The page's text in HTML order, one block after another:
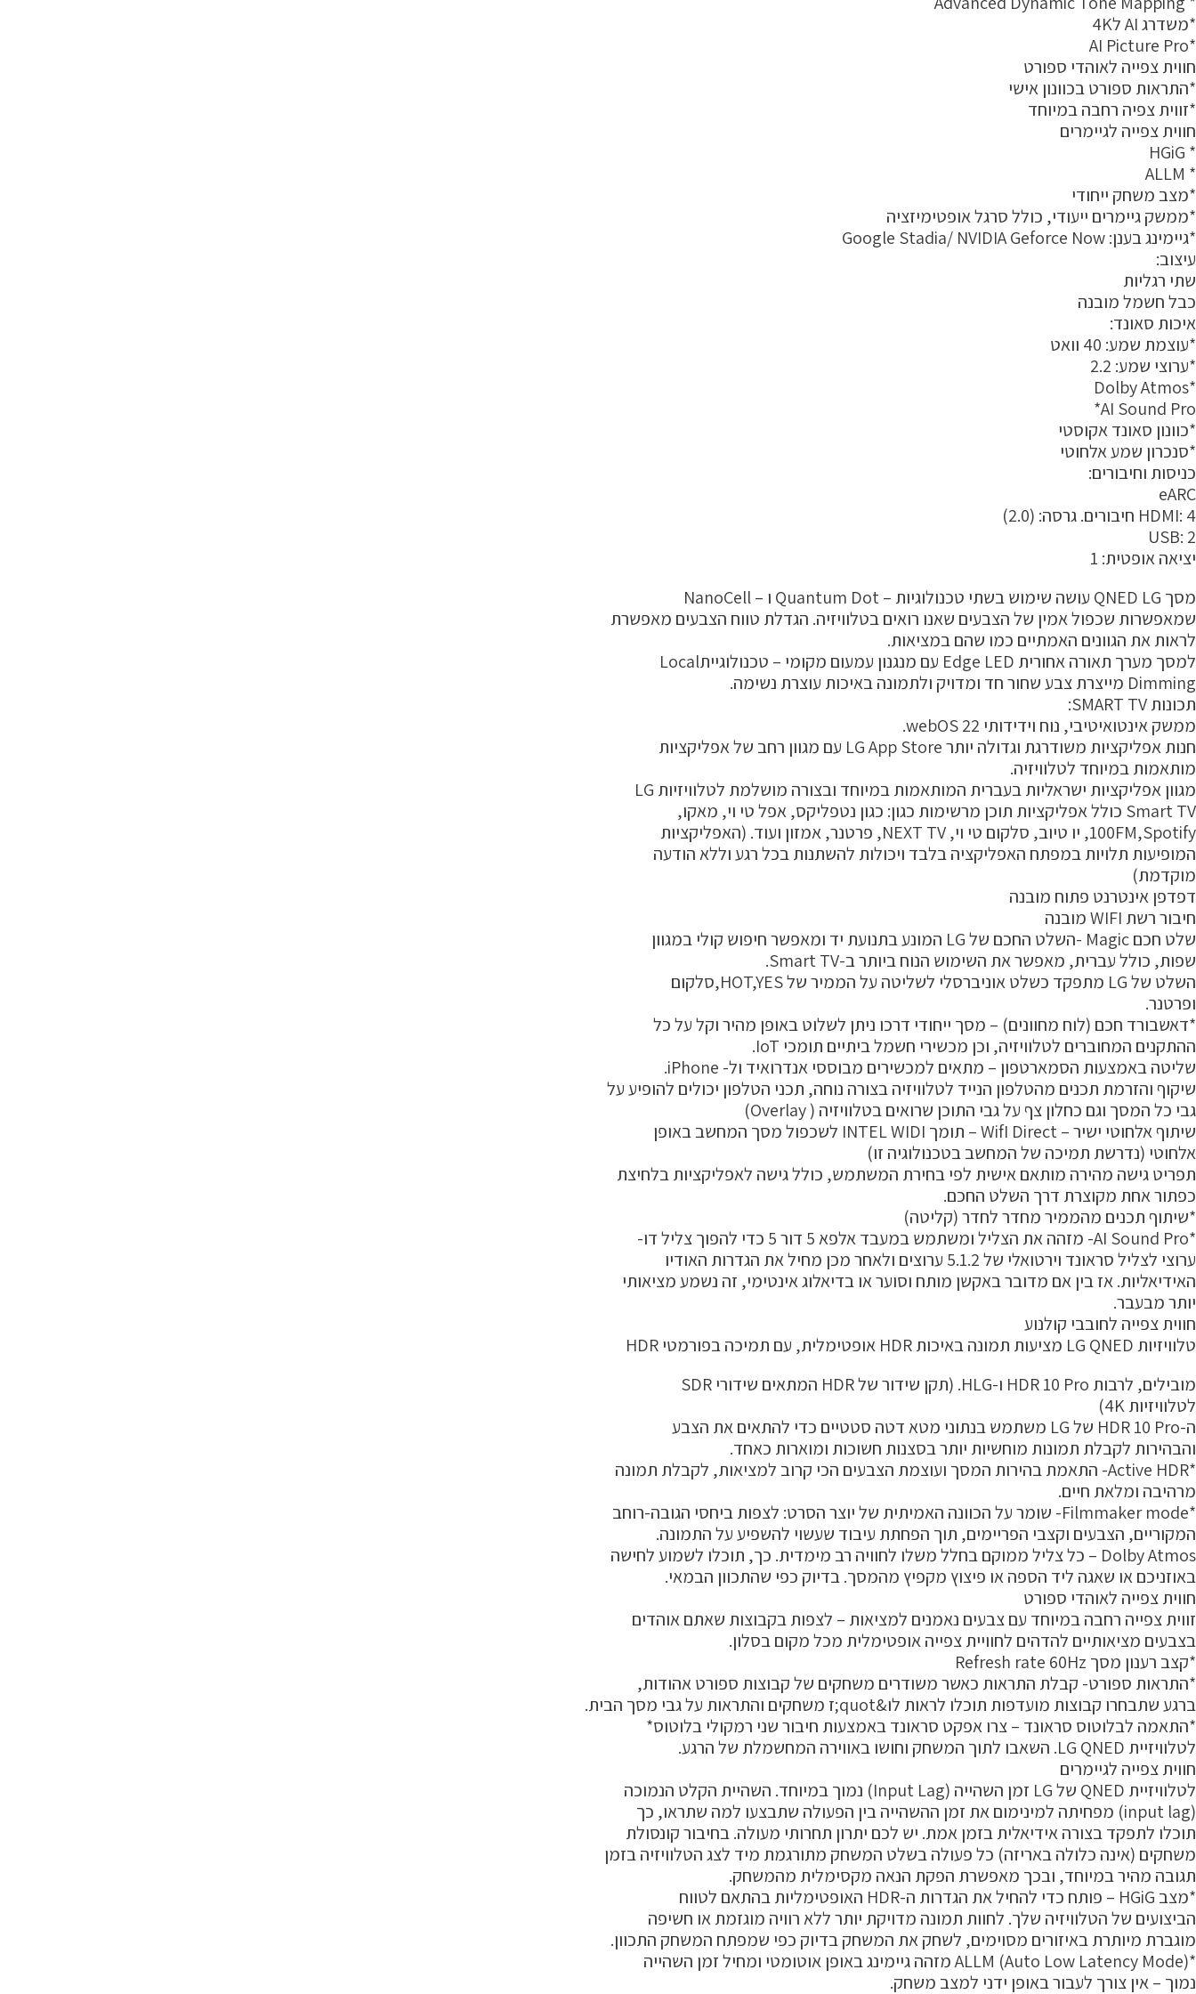
*משדרג AI ל4K
*AI Picture Pro
חווית צפייה לאוהדי ספורט
*התראות ספורט בכוונון אישי
*זווית צפיה רחבה במיוחד
חווית צפייה לגיימרים
* HGiG
* ALLM
*מצב משחק ייחודי
*ממשק גיימרים ייעודי, כולל סרגל אופטימיזציה
*גיימינג בענן: Google Stadia/ NVIDIA Geforce Now
עיצוב:
שתי רגליות
כבל חשמל מובנה
איכות סאונד:
*עוצמת שמע: 40 וואט
*ערוצי שמע: 2.2
*Dolby Atmos
AI Sound Pro*
*כוונון סאונד אקוסטי
*סנכרון שמע אלחוטי
כניסות וחיבורים:
eARC
HDMI: 4 חיבורים. גרסה: (2.0)
USB: 2
יציאה אופטית: 1
מסך QNED LG עושה שימוש בשתי טכנולוגיות – Quantum Dot ו – NanoCell
שמאפשרות שכפול אמין של הצבעים שאנו רואים בטלוויזיה. הגדלת טווח הצבעים מאפשרת
לראות את הגוונים האמתיים כמו שהם במציאות.
למסך מערך תאורה אחורית Edge LED עם מנגנון עמעום מקומי – טכנולוגייתLocal
Dimming מייצרת צבע שחור חד ומדויק ולתמונה באיכות עוצרת נשימה.
תכונות SMART TV:
ממשק אינטואיטיבי, נוח וידידותי 22 webOS.
חנות אפליקציות משודרגת וגדולה יותר LG App Store עם מגוון רחב של אפליקציות
מותאמות במיוחד לטלוויזיה.
מגוון אפליקציות ישראליות בעברית המותאמות במיוחד ובצורה מושלמת לטלוויזיות LG
Smart TV כולל אפליקציות תוכן מרשימות כגון: כגון נטפליקס, אפל טי וי, מאקו,
100FM,Spotify, יו טיוב, סלקום טי וי, NEXT TV, פרטנר, אמזון ועוד. (האפליקציות
המופיעות תלויות במפתח האפליקציה בלבד ויכולות להשתנות בכל רגע וללא הודעה
מוקדמת)
דפדפן אינטרנט פתוח מובנה
חיבור רשת WIFI מובנה
שלט חכם Magic -השלט החכם של LG המונע בתנועת יד ומאפשר חיפוש קולי במגוון
שפות, כולל עברית, מאפשר את השימוש הנוח ביותר ב-Smart TV.
השלט של LG מתפקד כשלט אוניברסלי לשליטה על הממיר של HOT,YES,סלקום
ופרטנר.
*דאשבורד חכם (לוח מחוונים) – מסך ייחודי דרכו ניתן לשלוט באופן מהיר וקל על כל
ההתקנים המחוברים לטלוויזיה, וכן מכשירי חשמל ביתיים תומכי IoT.
שליטה באמצעות הסמארטפון – מתאים למכשירים מבוססי אנדרואיד ול- iPhone.
שיקוף והזרמת תכנים מהטלפון הנייד לטלוויזיה בצורה נוחה, תכני הטלפון יכולים להופיע על
גבי כל המסך וגם כחלון צף על גבי התוכן שרואים בטלוויזיה ( Overlay)
שיתוף אלחוטי ישיר – WifI Direct – תומך INTEL WIDI לשכפול מסך המחשב באופן
אלחוטי (נדרשת תמיכה של המחשב בטכנולוגיה זו)
תפריט גישה מהירה מותאם אישית לפי בחירת המשתמש, כולל גישה לאפליקציות בלחיצת
כפתור אחת מקוצרת דרך השלט החכם.
*שיתוף תכנים מהממיר מחדר לחדר (קליטה)
*AI Sound Pro- מזהה את הצליל ומשתמש במעבד אלפא 5 דור 5 כדי להפוך צליל דו-
ערוצי לצליל סראונד וירטואלי של 5.1.2 ערוצים ולאחר מכן מחיל את הגדרות האודיו
האידיאליות. אז בין אם מדובר באקשן מותח וסוער או בדיאלוג אינטימי, זה נשמע מציאותי
יותר מבעבר.
חווית צפייה לחובבי קולנוע
טלוויזיות LG QNED מציעות תמונה באיכות HDR אופטימלית, עם תמיכה בפורמטי HDR
מובילים, לרבות HDR 10 Pro ו-HLG. (תקן שידור של HDR המתאים שידורי SDR
לטלוויזיות 4K)
ה-HDR 10 Pro של LG משתמש בנתוני מטא דטה סטטיים כדי להתאים את הצבע
והבהירות לקבלת תמונות מוחשיות יותר בסצנות חשוכות ומוארות כאחד.
*Active HDR- התאמת בהירות המסך ועוצמת הצבעים הכי קרוב למציאות, לקבלת תמונה
מרהיבה ומלאת חיים.
*Filmmaker mode- שומר על הכוונה האמיתית של יוצר הסרט: לצפות ביחסי הגובה-רוחב
המקוריים, הצבעים וקצבי הפריימים, תוך הפחתת עיבוד שעשוי להשפיע על התמונה.
Dolby Atmos – כל צליל ממוקם בחלל משלו לחוויה רב מימדית. כך, תוכלו לשמוע לחישה
באוזניכם או שאגה ליד הספה או פיצוץ מקפיץ מהמסך. בדיוק כפי שהתכוון הבמאי.
חווית צפייה לאוהדי ספורט
זווית צפייה רחבה במיוחד עם צבעים נאמנים למציאות – לצפות בקבוצות שאתם אוהדים
בצבעים מציאותיים להדהים לחוויית צפייה אופטימלית מכל מקום בסלון.
*קצב רענון מסך Refresh rate 60Hz
*התראות ספורט- קבלת התראות כאשר משודרים משחקים של קבוצות ספורט אהודות,
ברגע שתבחרו קבוצות מועדפות תוכלו לראות לו&quot;ז משחקים והתראות על גבי מסך הבית.
*התאמה לבלוטוס סראונד – צרו אפקט סראונד באמצעות חיבור שני רמקולי בלוטוס*
לטלוויזיית LG QNED. השאבו לתוך המשחק וחושו באווירה המחשמלת של הרגע.
חווית צפייה לגיימרים
לטלוויזיית QNED של LG זמן השהייה (Input Lag) נמוך במיוחד. השהיית הקלט הנמוכה
(input lag) מפחיתה למינימום את זמן ההשהייה בין הפעולה שתבצעו למה שתראו, כך
תוכלו לתפקד בצורה אידיאלית בזמן אמת. יש לכם יתרון תחרותי מעולה. בחיבור קונסולת
משחקים (אינה כלולה באריזה) כל פעולה בשלט המשחק מתורגמת מיד לצג הטלוויזיה בזמן
תגובה מהיר במיוחד, ובכך מאפשרת הפקת הנאה מקסימלית מהמשחק.
*מצב HGiG – פותח כדי להחיל את הגדרות ה-HDR האופטימליות בהתאם לטווח
הביצועים של הטלוויזיה שלך. לחוות תמונה מדויקת יותר ללא רוויה מוגזמת או חשיפה
מוגברת מיותרת באיזורים מסוימים, לשחק את המשחק בדיוק כפי שמפתח המשחק התכוון.
*ALLM (Auto Low Latency Mode) מזהה גיימינג באופן אוטומטי ומחיל זמן השהייה
נמוך – אין צורך לעבור באופן ידני למצב משחק.